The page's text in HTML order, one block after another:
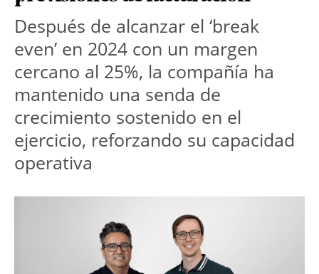
Después de alcanzar el ‘break
even’ en 2024 con un margen
cercano al 25%, la compañía ha
mantenido una senda de
crecimiento sostenido en el
ejercicio, reforzando su capacidad
operativa